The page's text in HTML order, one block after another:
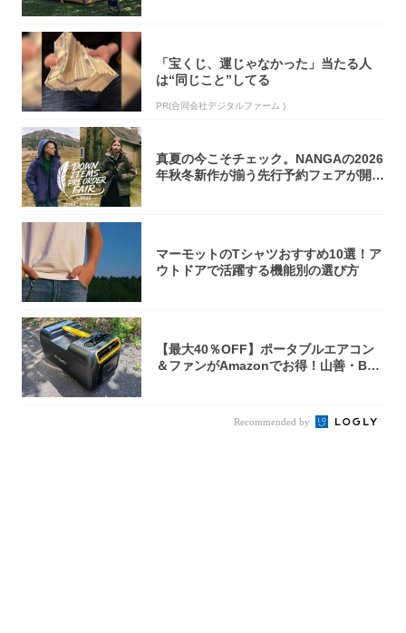
「宝くじ、運じゃなかった」当たる人
は“同じこと”してる
PR(合同会社デジタルファーム )
真夏の今こそチェック。NANGAの2026
年秋冬新作が揃う先行予約フェアが開催
マーモットのTシャツおすすめ10選！ア
ウトドアで活躍する機能別の選び方
【最大40％OFF】ポータブルエアコン
＆ファンがAmazonでお得！山善・Bo
Recommended by